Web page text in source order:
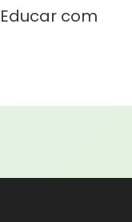
com